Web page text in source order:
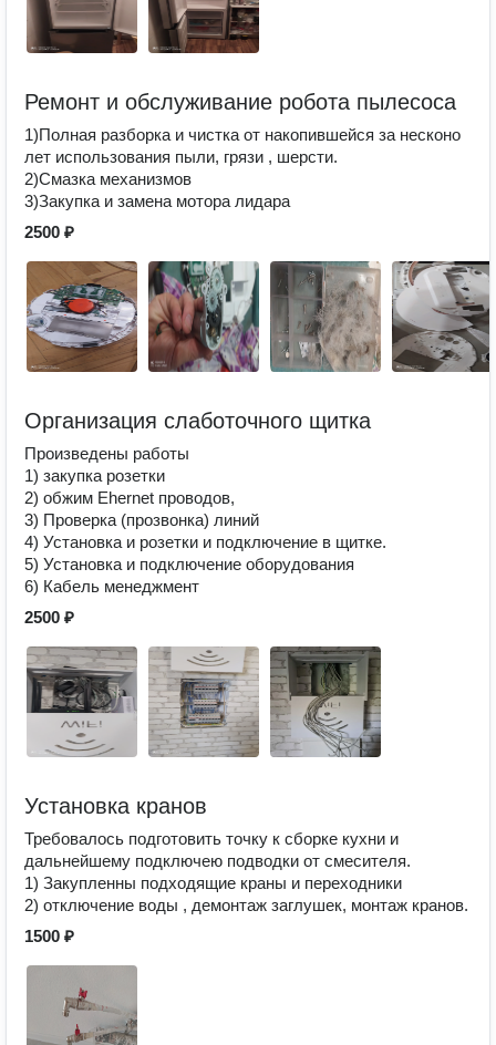
Ремонт и обслуживание робота пылесоса
1)Полная разборка и чистка от накопившейся за несконо
лет использования пыли, грязи , шерсти.
2)Смазка механизмов
3)Закупка и замена мотора лидара
2500 ₽
Организация слаботочного щитка
Произведены работы
1) закупка розетки
2) обжим Ehernet проводов,
3) Проверка (прозвонка) линий
4) Установка и розетки и подключение в щитке.
5) Установка и подключение оборудования
6) Кабель менеджмент
2500 ₽
Установка кранов
Требовалось подготовить точку к сборке кухни и
дальнейшему подключею подводки от смесителя.
1) Закупленны подходящие краны и переходники
2) отключение воды , демонтаж заглушек, монтаж кранов.
1500 ₽